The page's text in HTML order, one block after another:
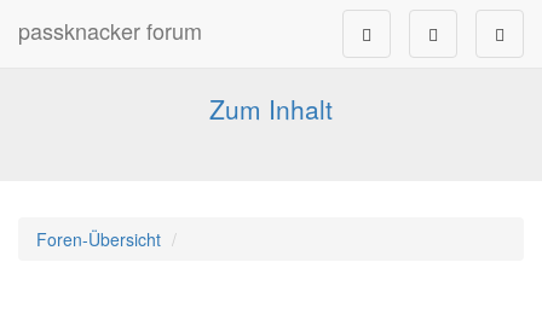
passknacker forum
Forum für alle Pässe- und Tourenfahrer
Zum Inhalt
Foren-Übersicht